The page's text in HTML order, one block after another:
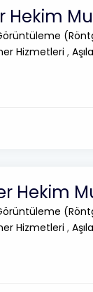
Hekim
Hizmetleri ,
Hekim
Hizmetleri ,